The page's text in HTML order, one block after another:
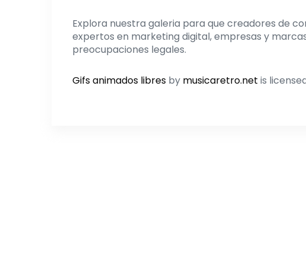
Explora nuestra galeria para que creadores de
expertos en marketing digital, empresas y
preocupaciones legales.
Gifs animados libres by musicaretro.net is